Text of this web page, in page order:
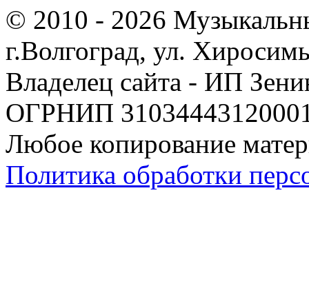
© 2010 - 2026
г.Волгоград, ул.
Владелец сайта - ИП
ОГРНИП
Любое копирование
Политика обработки